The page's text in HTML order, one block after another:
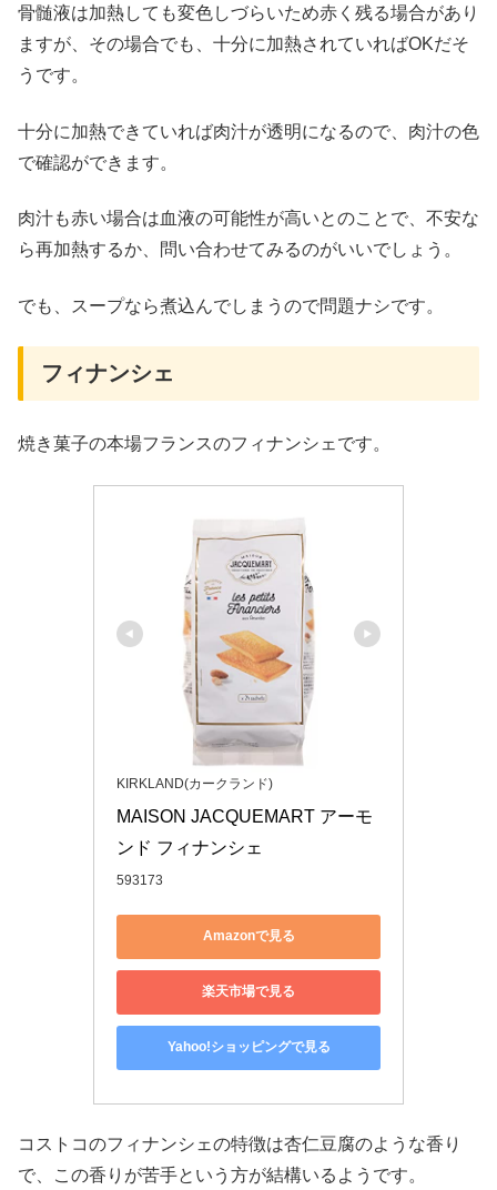
骨髄液は加熱しても変色しづらいため赤く残る場合があり
ますが、その場合でも、十分に加熱されていればOKだそ
うです。
十分に加熱できていれば肉汁が透明になるので、肉汁の色
で確認ができます。
肉汁も赤い場合は血液の可能性が高いとのことで、不安な
ら再加熱するか、問い合わせてみるのがいいでしょう。
でも、スープなら煮込んでしまうので問題ナシです。
フィナンシェ
焼き菓子の本場フランスのフィナンシェです。
KIRKLAND(カークランド)
MAISON JACQUEMART アーモ
593173
Amazonで見る
楽天市場で見る
Yahoo!ショッピングで見る
コストコのフィナンシェの特徴は杏仁豆腐のような香り
で、この香りが苦手という方が結構いるようです。